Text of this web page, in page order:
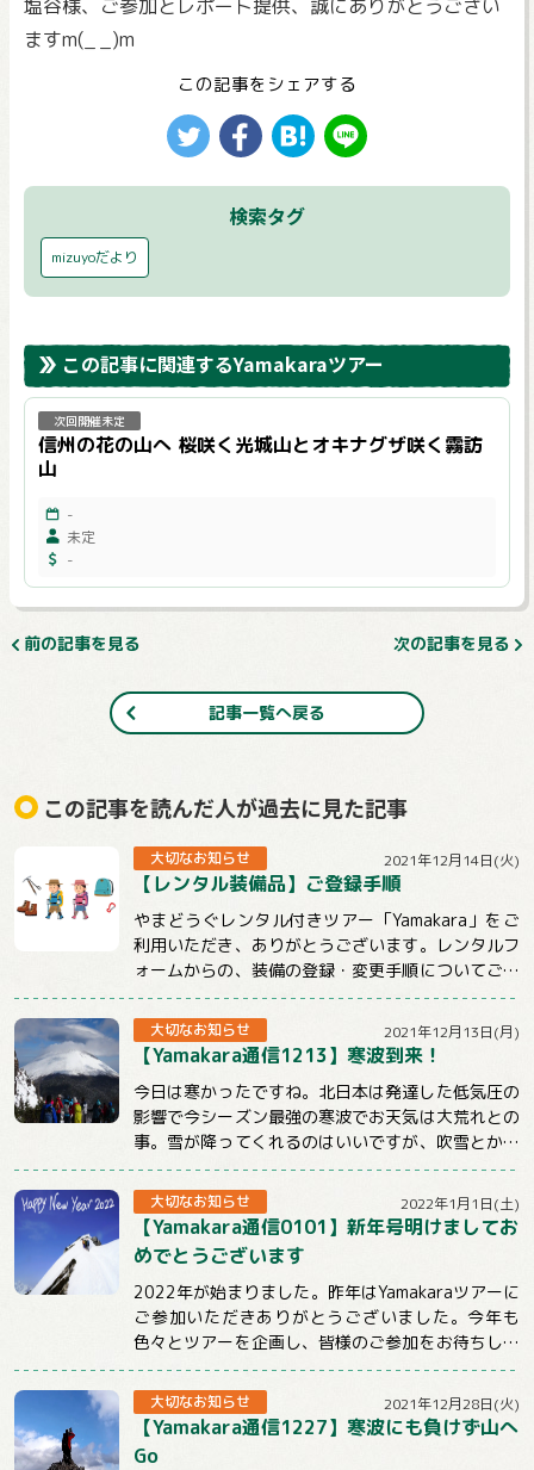
塩谷様、ご参加とレポート提供、誠にありがとうござい
ますm(_ _)m
この記事をシェアする
検索タグ
mizuyoだより
この記事に関連するYamakaraツアー
次回開催未定
信州の花の山へ 桜咲く光城山とオキナグザ咲く霧訪
山
-
未定
-
前の記事を見る 次の記事を見る
記事一覧へ戻る
この記事を読んだ人が過去に見た記事
大切なお知らせ 2021年12月14日(火)
【レンタル装備品】ご登録手順
やまどうぐレンタル付きツアー「Yamakara」をご
利用いただき、ありがとうございます。レンタルフ
ォームからの、装備の登録・変更手順についてご説
明させていただきます。【注意事項】★ツ...
大切なお知らせ 2021年12月13日(月)
【Yamakara通信1213】寒波到来！
今日は寒かったですね。北日本は発達した低気圧の
影響で今シーズン最強の寒波でお天気は大荒れとの
事。雪が降ってくれるのはいいですが、吹雪とかは
ちょっと。。。明日からも冷えるようですので山...
大切なお知らせ 2022年1月1日(土)
【Yamakara通信0101】新年号明けましてお
めでとうございます
2022年が始まりました。昨年はYamakaraツアーに
ご参加いただきありがとうございました。今年も
色々とツアーを企画し、皆様のご参加をお待ちして
おります。引き続きYamakaraを...
大切なお知らせ 2021年12月28日(火)
【Yamakara通信1227】寒波にも負けず山へ
Go